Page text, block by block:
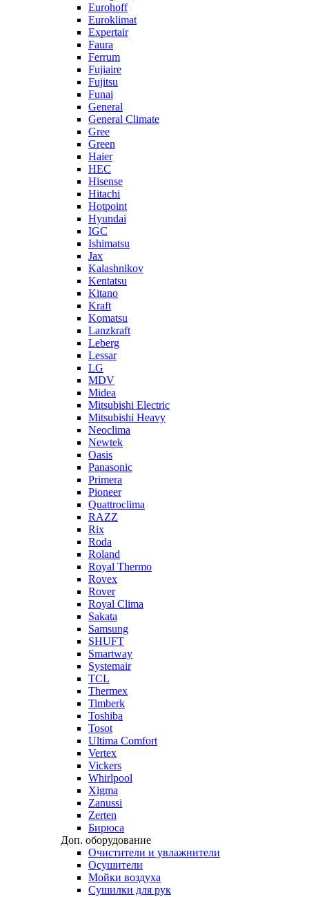
Eurohoff
Euroklimat
Expertair
Faura
Ferrum
Fujiaire
Fujitsu
Funai
General
General Climate
Gree
Green
Haier
HEC
Hisense
Hitachi
Hotpoint
Hyundai
IGC
Ishimatsu
Jax
Kalashnikov
Kentatsu
Kitano
Kraft
Komatsu
Lanzkraft
Leberg
Lessar
LG
MDV
Midea
Mitsubishi Electric
Mitsubishi Heavy
Neoclima
Newtek
Oasis
Panasonic
Primera
Pioneer
Quattroclima
RAZZ
Rix
Roda
Roland
Royal Thermo
Rovex
Rover
Royal Clima
Sakata
Samsung
SHUFT
Smartway
Systemair
TCL
Thermex
Timberk
Toshiba
Tosot
Ultima Comfort
Vertex
Vickers
Whirlpool
Xigma
Zanussi
Zerten
Бирюса
Доп. оборудование
Очистители и увлажнители
Осушители
Мойки воздуха
Сушилки для рук